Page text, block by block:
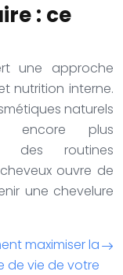
: ce
une approche
nutrition interne.
naturels
encore plus
des routines
ouvre de
une chevelure
maximiser la
de vie de votre